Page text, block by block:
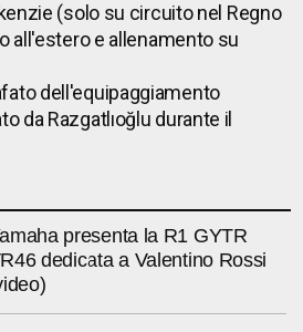
(solo su circuito nel Regno
all'estero e allenamento su
dell'equipaggiamento
da Razgatlıoğlu durante il
presenta la R1 GYTR
dedicata a Valentino Rossi